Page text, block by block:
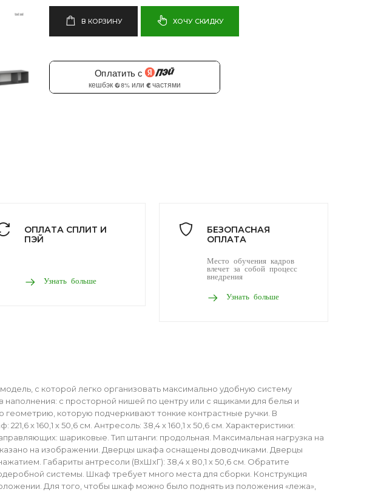
В КОРЗИНУ ХОЧУ СКИДКУ
ОПЛАТА СПЛИТ И
ПЭЙ
Узнать больше
БЕЗОПАСНАЯ
ОПЛАТА
Место обучения кадров
влечет за собой процесс
внедрения
Узнать больше
с которой легко организовать максимально удобную систему
с просторной нишей по центру или с ящиками для белья и
геометрию, которую подчеркивают тонкие контрастные ручки. В
х 160,1 х 50,6 см. Антресоль: 38,4 х 160,1 х 50,6 см. Характеристики:
шариковые. Тип штанги: продольная. Максимальная нагрузка на
на изображении. Дверцы шкафа оснащены доводчиками. Дверцы
Габариты антресоли (ВхШхГ): 38,4 х 80,1 х 50,6 см. Обратите
системы. Шкаф требует много места для сборки. Конструкция
Для того, чтобы шкаф можно было поднять из положения «лежа»,